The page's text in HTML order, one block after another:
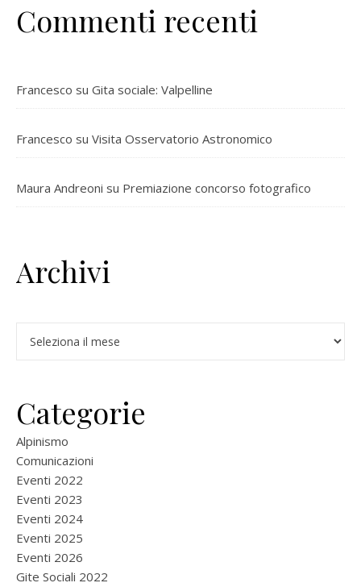
Commenti recenti
Francesco su Gita sociale: Valpelline
Francesco su Visita Osservatorio Astronomico
Maura Andreoni su Premiazione concorso fotografico
Archivi
Archivi
Categorie
Alpinismo
Comunicazioni
Eventi 2022
Eventi 2023
Eventi 2024
Eventi 2025
Eventi 2026
Gite Sociali 2022